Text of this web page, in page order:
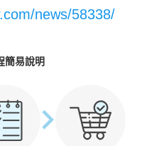
news/58338/
簡易說明